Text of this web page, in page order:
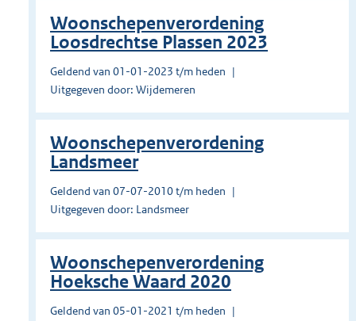
Woonschepenverordening
Loosdrechtse Plassen 2023
Geldend van 01-01-2023 t/m heden
Uitgegeven door: Wijdemeren
Woonschepenverordening
Landsmeer
Geldend van 07-07-2010 t/m heden
Uitgegeven door: Landsmeer
Woonschepenverordening
Hoeksche Waard 2020
Geldend van 05-01-2021 t/m heden